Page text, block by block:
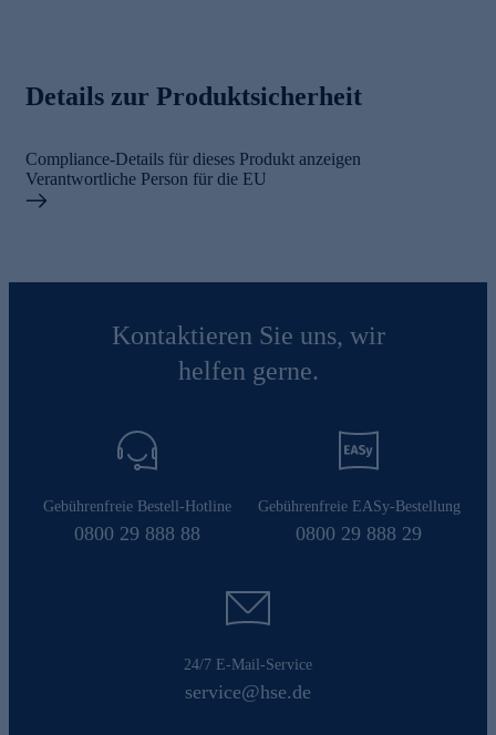
Details zur Produktsicherheit
Compliance-Details für dieses Produkt anzeigen
Verantwortliche Person für die EU
Kontaktieren Sie uns, wir
helfen gerne.
Gebührenfreie Bestell-Hotline
0800 29 888 88
Gebührenfreie EASy-Bestellung
0800 29 888 29
24/7 E-Mail-Service
service@hse.de